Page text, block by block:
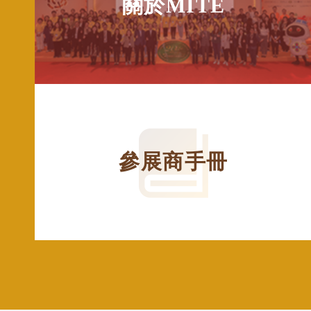
關於MITE
參展商手冊